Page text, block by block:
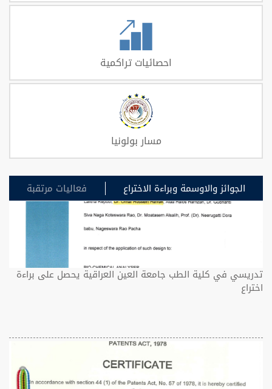
احصائيات تراكمية
مسار بولونيا
الجوائز والاوسمة وبراءة الاختراع فعاليات مرتقبة
تدريسي في كلية الطب جامعة العين العراقية يحصل على براءة
اختراع